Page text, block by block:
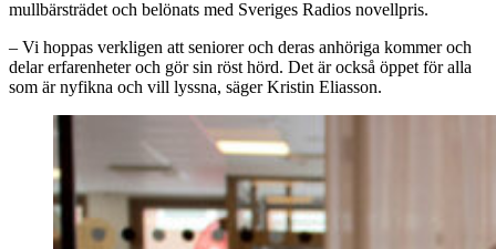
mullbärsträdet och belönats med Sveriges Radios novellpris.
– Vi hoppas verkligen att seniorer och deras anhöriga kommer och
delar erfarenheter och gör sin röst hörd. Det är också öppet för alla
som är nyfikna och vill lyssna, säger Kristin Eliasson.